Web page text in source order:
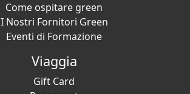
Come ospitare green
I Nostri Fornitori Green
Eventi di Formazione
Viaggia
Gift Card